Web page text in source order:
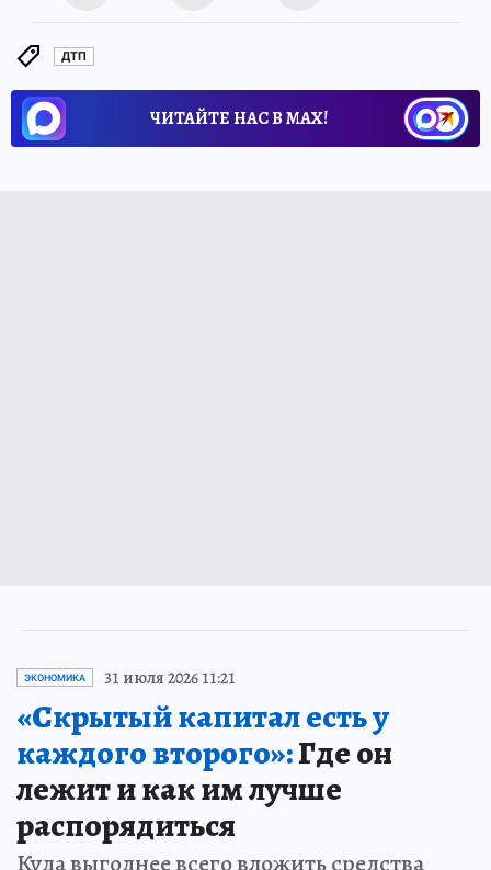
ДТП
ЧИТАЙТЕ НАС В МАХ!
ЭКОНОМИКА 31 июля 2026 11:21
«Скрытый капитал есть у
каждого второго»:Где он
лежит и как им лучше
распорядиться
Куда выгоднее всего вложить средства